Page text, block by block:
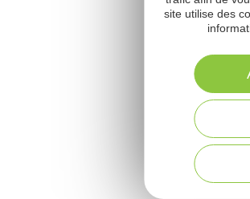
site utilise des